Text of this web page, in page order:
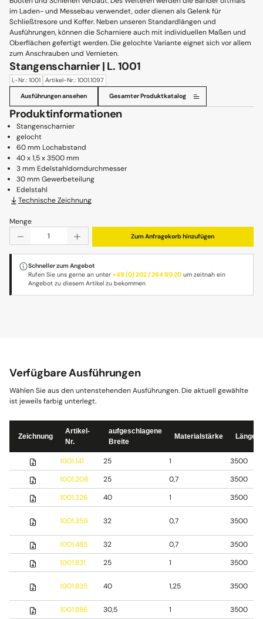
im Laden- und Messebau verwendet, oder dienen als Gelenk für
Schließtresore und Koffer. Neben unseren Standardlängen und
Ausführungen, können die Scharniere auch mit individuellen Maßen und
Oberflächen gefertigt werden. Die gelochte Variante eignet sich vor allem
zum Anschrauben und Vernieten.
Stangenscharnier | L. 1001
L-Nr.: 1001 Artikel-Nr.: 1001.1097
Ausführungen ansehen Gesamter Produktkatalog
Produktinformationen
Stangenscharnier
gelocht
60 mm Lochabstand
40 x 1,5 x 3500 mm
3 mm Edelstahldorndurchmesser
30 mm Gewerbeteilung
Edelstahl
Technische Zeichnung
Menge
Produkt Anzahl: Gib den gewünschten Wert ein oder
Zum Anfragekorb hinzufügen
Schneller zum Angebot
Rufen Sie uns gerne an unter+49 (0) 202 / 264 80 20 um zeitnah ein
Angebot zu diesem Artikel zu bekommen
Verfügbare Ausführungen
Wählen Sie aus den untenstehenden Ausführungen. Die aktuell gewählte
ist jeweils farbig unterlegt.
Zeichnung
Artikel-
Nr.
aufgeschlagene
Breite
Materialstärke Länge
1001.141 25 1
3500
1001.208
25 0,7
3500
1001.226
40 1 3500
1001.359 32 0,7 3500
1001.485 32 0,7
3500
1001.831
25 1 3500
1001.835 40 1,25 3500
1001.886 30,5 1
3500